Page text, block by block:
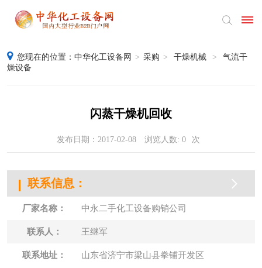
品
采
购
您现在的位置： 中华化工设备网 > 采购 > 干燥机械 >
气流干
燥设备
闪蒸干燥机回收
发布日期：2017-02-08 浏览人数: 0 次
联系信息：
厂家名称： 中永二手化工设备购销公司
联系人： 王继军
联系地址： 山东省济宁市梁山县拳铺开发区